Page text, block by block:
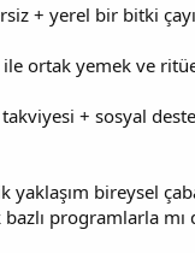
+ yerel bir bitki çayı
ortak yemek ve
+ sosyal
yaklaşım bireysel
programlarla mı